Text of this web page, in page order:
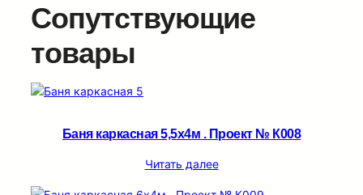
Сопутствующие
товары
Баня каркасная 5,5х4м . Проект № К008
Читать далее